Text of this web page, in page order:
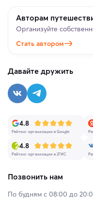
Авторам
Организуйте
Стать автором
Давайте дружить
4.8
Рейтинг организации в Google
4.8
Рейтинг организации в 2ГИС
Позвонить нам
По будням с 08:00 до